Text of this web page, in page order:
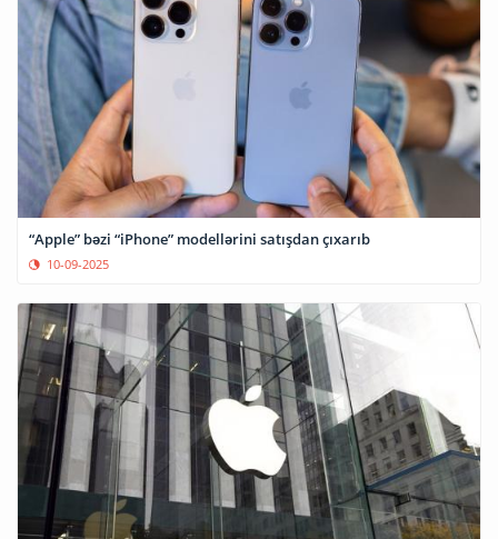
“Apple” bəzi “iPhone” modellərini satışdan çıxarıb
10-09-2025